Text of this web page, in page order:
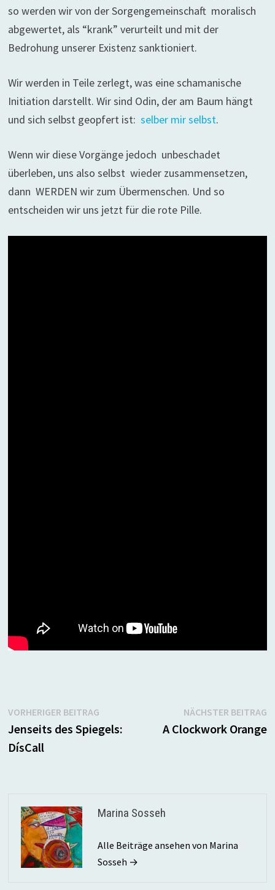
so werden wir von der Sorgengemeinschaft moralisch
abgewertet, als “krank” verurteilt und mit der
Bedrohung unserer Existenz sanktioniert.
Wir werden in Teile zerlegt, was eine schamanische
Initiation darstellt. Wir sind Odin, der am Baum hängt
und sich selbst geopfert ist: selber mir selbst.
Wenn wir diese Vorgänge jedoch unbeschadet
überleben, uns also selbst wieder zusammensetzen,
dann WERDEN wir zum Übermenschen. Und so
entscheiden wir uns jetzt für die rote Pille.
Beitragsnavigation
VORHERIGER BEITRAGVorheriger
Beitrag:
Jenseits des Spiegels:
DísCall
NÄCHSTER BEITRAG
A Clockwork Orange
Marina Sosseh
Alle Beiträge ansehen von Marina
Sosseh →